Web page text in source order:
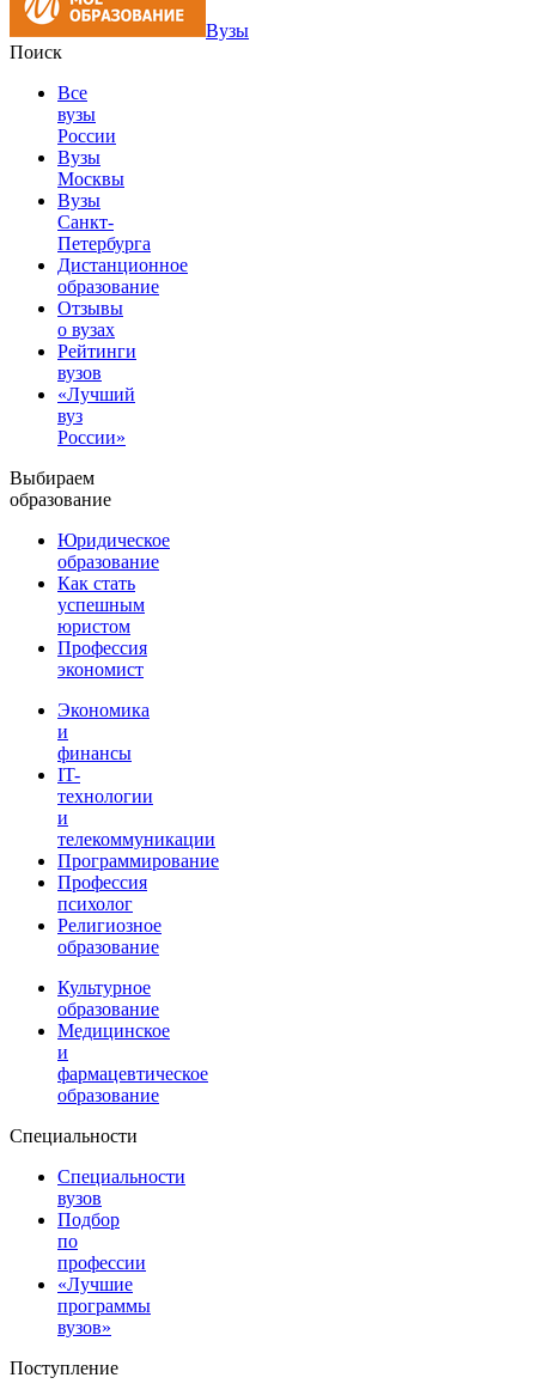
Вузы
Поиск
Все
вузы
России
Вузы
Москвы
Вузы
Санкт-
Петербурга
Дистанционное
образование
Отзывы
о вузах
Рейтинги
вузов
«Лучший
вуз
России»
Выбираем
образование
Юридическое
образование
Как стать
успешным
юристом
Профессия
экономист
Экономика
и
финансы
IT-
технологии
и
телекоммуникации
Программирование
Профессия
психолог
Религиозное
образование
Культурное
образование
Медицинское
и
фармацевтическое
образование
Специальности
Специальности
вузов
Подбор
по
профессии
«Лучшие
программы
вузов»
Поступление